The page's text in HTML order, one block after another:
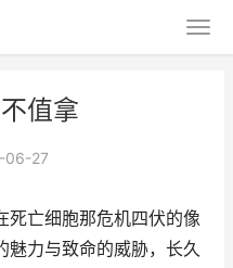
值拿
06-27
死亡细胞那危机四伏的像
魅力与致命的威胁，长久